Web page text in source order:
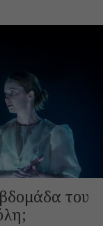
του